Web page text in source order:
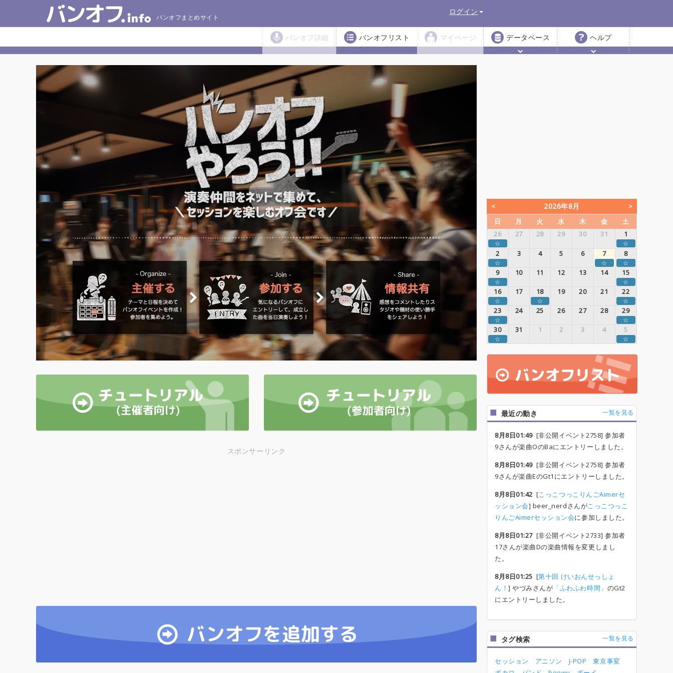
バンオフまとめサイト
ログイン
バンオフ詳細 バンオフリスト マイページ データベース ヘルプ
スポンサーリンク
2026年8月
日 月 火 水 木 金
土
26
27 28 29 30 31 1
☆ ☆
2 3 4 5 6 7 8
☆ ☆ ☆
9 10 11 12 13 14 15
☆ ☆
16 17 18 19 20 21 22
☆ ☆ ☆
23 24 25 26 27 28 29
☆ ☆
30 31 1 2 3 4 5
☆ ☆
最近の動き 一覧を見る
8月8日01:49[非公開イベント2758] 参加者
9さんが楽曲OのBaにエントリーしました。
8月8日01:49[非公開イベント2758] 参加者
9さんが楽曲EのGt1にエントリーしました。
8月8日01:42 [こっこつっこりんごAimerセ
ッション会] beer_nerdさんがこっこつっこ
りんごAimerセッション会に参加しました。
8月8日01:27[非公開イベント2733] 参加者
17さんが楽曲Dの楽曲情報を変更しまし
た。
8月8日01:25 [第十回 けいおんせっしょ
ん！] やづみさんが 「ふわふわ時間」 のGt2
にエントリーしました。
タグ検索 一覧を見る
セッション アニソン J-POP
東京事変